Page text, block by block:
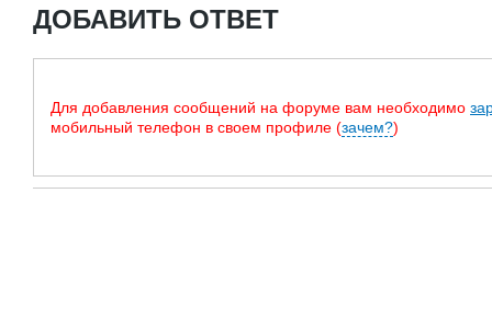
ДОБАВИТЬ ОТВЕТ
Для добавления сообщений на форуме вам необходимо
мобильный телефон в своем профиле (зачем?)